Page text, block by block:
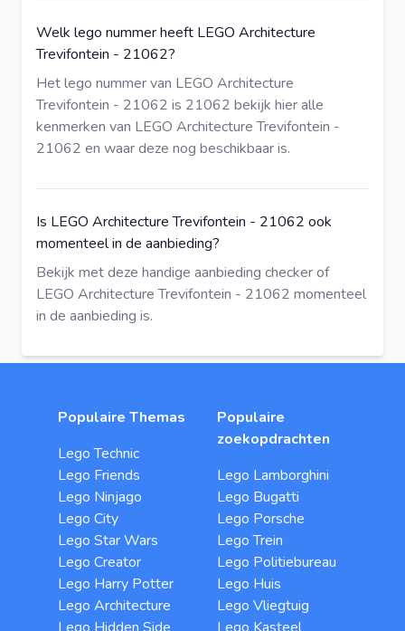
Welk lego nummer heeft LEGO Architecture
Trevifontein - 21062?
Het lego nummer van LEGO Architecture
Trevifontein - 21062 is 21062 bekijk hieralle
kenmerken van LEGO Architecture Trevifontein -
21062 en waar deze nog beschikbaar is.
Is LEGO Architecture Trevifontein - 21062 ook
momenteel in de aanbieding?
Bekijk met deze handige aanbieding checkerof
LEGO Architecture Trevifontein - 21062 momenteel
in de aanbieding is.
Populaire Themas
Lego Technic
Lego Friends
Lego Ninjago
Lego City
Lego Star Wars
Lego Creator
Lego Harry Potter
Lego Architecture
Populaire
zoekopdrachten
Lego Lamborghini
Lego Bugatti
Lego Porsche
Lego Trein
Lego Politiebureau
Lego Huis
Lego Vliegtuig